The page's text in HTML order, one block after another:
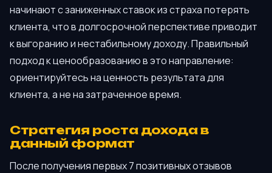
начинают с заниженных ставок из страха потерять
клиента, что в долгосрочной перспективе приводит
к выгоранию и нестабильному доходу. Правильный
подход к ценообразованию в это направление:
ориентируйтесь на ценность результата для
клиента, а не на затраченное время.
Стратегия роста дохода в
данный формат
После получения первых 7 позитивных отзывов